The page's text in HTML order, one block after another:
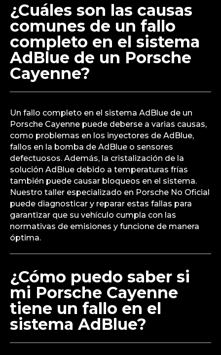
¿Cuáles son las causas
comunes de un fallo
completo en el sistema
AdBlue de un Porsche
Cayenne?
Un fallo completo en el sistema AdBlue de un
Porsche Cayenne puede deberse a varias causas,
como problemas en los inyectores de AdBlue,
fallos en la bomba de AdBlue o sensores
defectuosos. Además, la cristalización de la
solución AdBlue debido a temperaturas frías
también puede causar bloqueos en el sistema.
Nuestro taller especializado en Porsche No Oficial
puede diagnosticar y reparar estas fallas para
garantizar que su vehículo cumpla con las
normativas de emisiones y funcione de manera
óptima.
¿Cómo puedo saber si
mi Porsche Cayenne
tiene un fallo en el
sistema AdBlue?